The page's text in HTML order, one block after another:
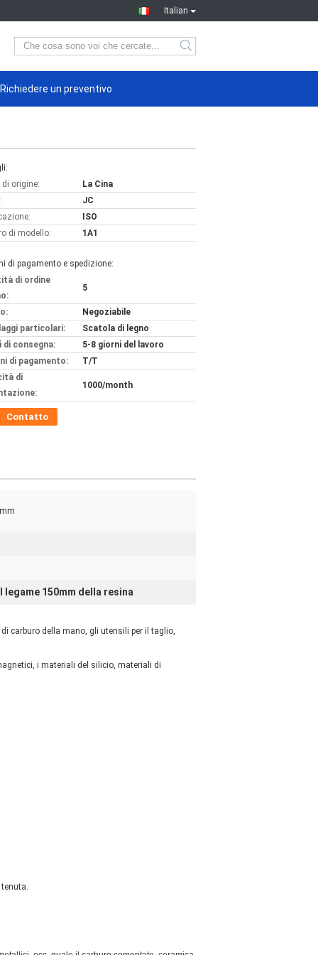
Italian
Richiedere un preventivo
di origine:
La Cina
JC
ISO
di modello:
1A1
di pagamento e spedizione:
di ordine
5
Negoziabile
particolari:
Scatola di legno
di consegna:
5-8 giorni del lavoro
di pagamento:
T/T
di
1000/month
Contatto
legame 150mm della resina
carburo della mano, gli utensili per il taglio,
i materiali del silicio, materiali di